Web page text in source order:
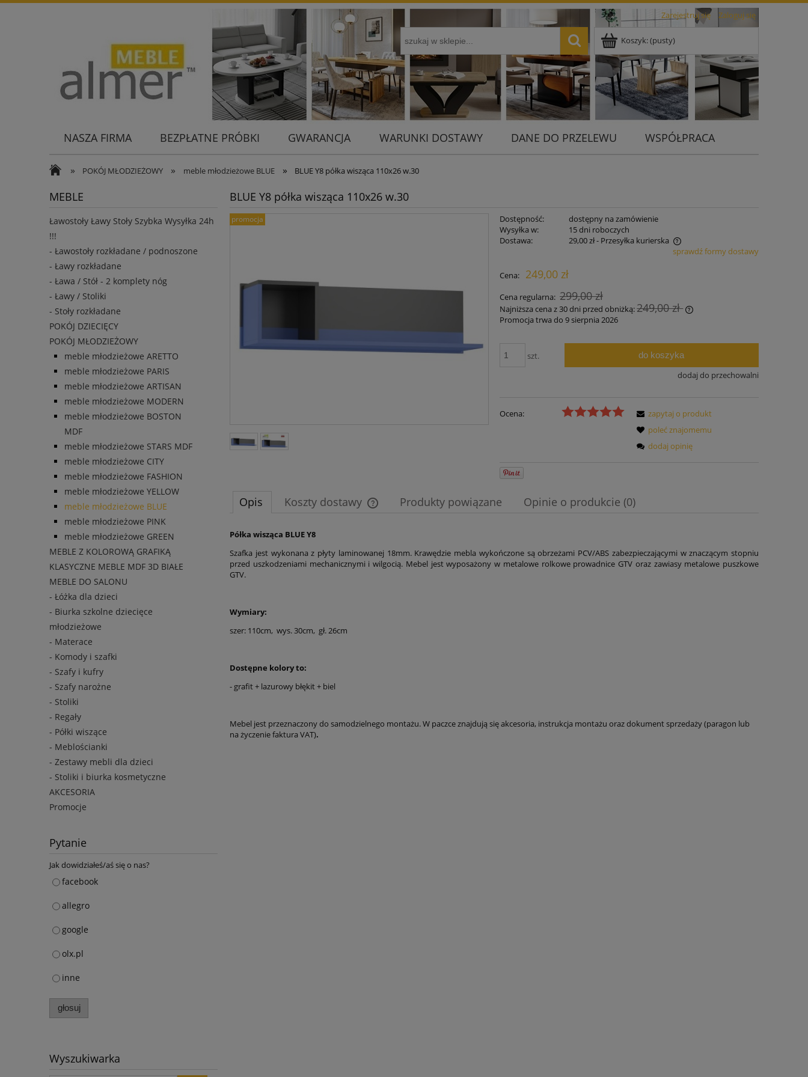
Zarejestruj się Zaloguj się
Koszyk:(pusty)
NASZA FIRMA BEZPŁATNE PRÓBKI GWARANCJA WARUNKI DOSTAWY DANE DO PRZELEWU
WSPÓŁPRACA
» POKÓJ MŁODZIEŻOWY » meble młodzieżowe BLUE » BLUE Y8 półka wisząca 110x26 w.30
MEBLE
Ławostoły Ławy Stoły Szybka Wysyłka 24h
!!!
- Ławostoły rozkładane / podnoszone
- Ławy rozkładane
- Ława / Stół - 2 komplety nóg
- Ławy / Stoliki
- Stoły rozkładane
POKÓJ DZIECIĘCY
POKÓJ MŁODZIEŻOWY
meble młodzieżowe ARETTO
meble młodzieżowe PARIS
meble młodzieżowe ARTISAN
meble młodzieżowe MODERN
meble młodzieżowe BOSTON
MDF
meble młodzieżowe STARS MDF
meble młodzieżowe CITY
meble młodzieżowe FASHION
meble młodzieżowe YELLOW
meble młodzieżowe BLUE
meble młodzieżowe PINK
meble młodzieżowe GREEN
MEBLE Z KOLOROWĄ GRAFIKĄ
KLASYCZNE MEBLE MDF 3D BIAŁE
MEBLE DO SALONU
- Łóżka dla dzieci
- Biurka szkolne dziecięce
młodzieżowe
- Materace
- Komody i szafki
- Szafy i kufry
- Szafy narożne
- Stoliki
- Regały
- Półki wiszące
- Meblościanki
- Zestawy mebli dla dzieci
- Stoliki i biurka kosmetyczne
AKCESORIA
Promocje
Pytanie
Jak dowidziałeś/aś się o nas?
facebook
allegro
google
olx.pl
inne
głosuj
Wyszukiwarka
BLUE Y8 półka wisząca 110x26 w.30
promocja Dostępność:
dostępny na zamówienie
Wysyłka w:
15 dni roboczych
Dostawa:
29,00 zł- Przesyłka kurierska
płatności
sprawdź formy dostawy
Cena: 249,00 zł
Cena regularna: 299,00 zł
Najniższa cena z 30 dni przed obniżką:249,00 zł
30 dni, wyświetlana jest najniższa cena od
momentu, kiedy produkt pojawił się w
sprzedaży.
Promocja trwa do 9 sierpnia 2026
szt. do koszyka
dodaj do przechowalni
Ocena:
zapytaj o produkt
poleć znajomemu
dodaj opinię
Opis Koszty dostawy Produkty powiązane Opinie o produkcie (0)
Półka wisząca BLUE Y8
Szafka jest wykonana z płyty laminowanej 18mm. Krawędzie mebla wykończone są obrzeżami PCV/ABS zabezpieczającymi w znaczącym stopniu
przed uszkodzeniami mechanicznymi i wilgocią. Mebel jest wyposażony w metalowe rolkowe prowadnice GTV oraz zawiasy metalowe puszkowe
GTV.
Wymiary:
szer: 110cm, wys. 30cm, gł. 26cm
Dostępne kolory to:
- grafit + lazurowy błękit + biel
Mebel jest przeznaczony do samodzielnego montażu. W paczce znajdują się akcesoria, instrukcja montażu oraz dokument sprzedaży (paragon lub
na życzenie faktura VAT).